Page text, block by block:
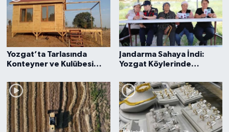
Yozgat’ta Tarlasında
Konteyner ve Kulübesi
Çiftçiyi İsyan Ettirdi
Jandarma Sahaya İndi:
Yozgat Köylerinde